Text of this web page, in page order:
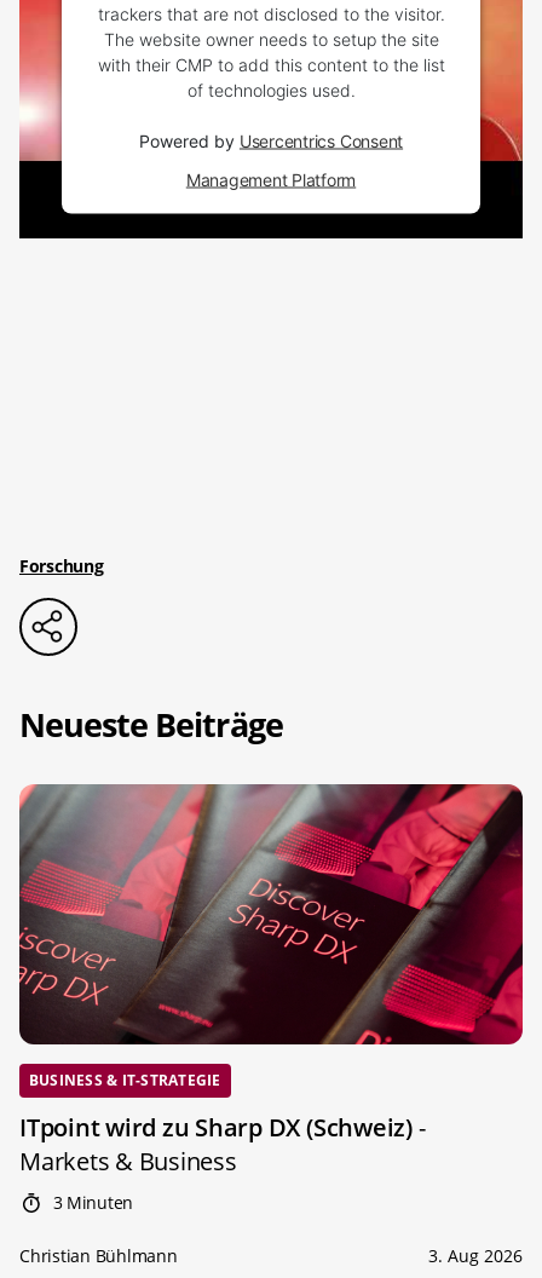
trackers that are not disclosed to the visitor.
The website owner needs to setup the site
with their CMP to add this content to the list
of technologies used.
Powered by Usercentrics Consent
Management Platform
Forschung
Neueste Beiträge
BUSINESS & IT-STRATEGIE
ITpoint wird zu Sharp DX (Schweiz)-
Markets & Business
3 Minuten
Christian Bühlmann 3. Aug 2026